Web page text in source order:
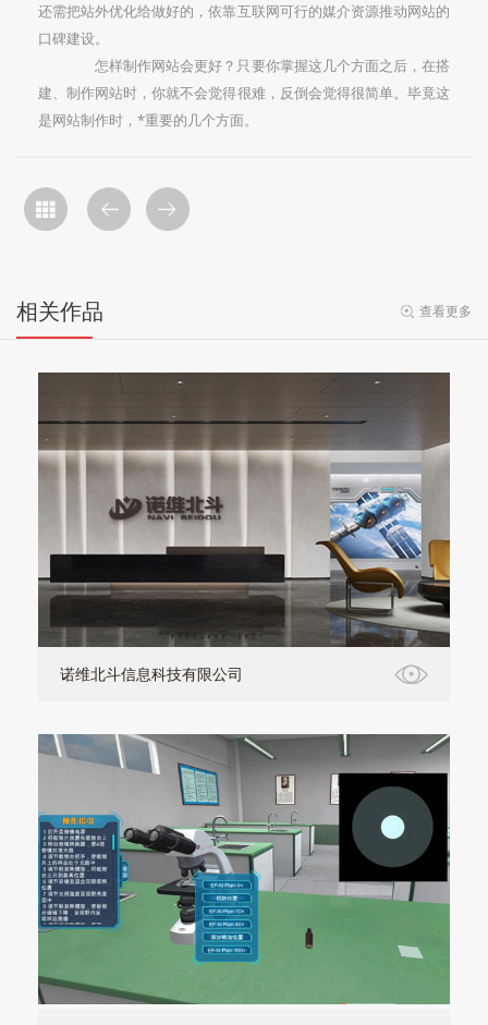
还需把站外优化给做好的，依靠互联网可行的媒介资源推动网站的
口碑建设。
怎样制作网站会更好？只要你掌握这几个方面之后，在搭
建、制作网站时，你就不会觉得很难，反倒会觉得很简单。毕竟这
是网站制作时，*重要的几个方面。
相关作品 查看更多
诺维北斗信息科技有限公司